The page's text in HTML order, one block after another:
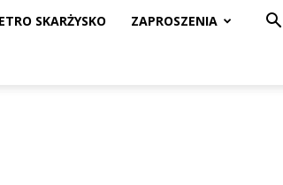
SKARŻYSKO ZAPROSZENIA